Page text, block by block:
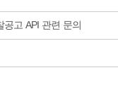
고 API 관련 문의